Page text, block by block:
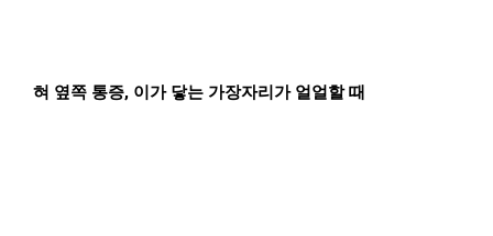
혀 옆쪽 통증, 이가 닿는 가장자리가 얼얼할 때